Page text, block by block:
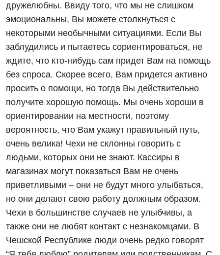
дружелюбны. Ввиду того, что мы не слишком
эмоциональны, Вы можете столкнуться с
некоторыми необычными ситуациями. Если Вы
заблудились и пытаетесь сориентироваться, не
ждите, что кто-нибудь сам придет Вам на помощь
без спроса. Скорее всего, Вам придется активно
просить о помощи, но тогда Вы действительно
получите хорошую помощь. Мы очень хороши в
ориентировании на местности, поэтому
вероятность, что Вам укажут правильный путь,
очень велика! Чехи не склонны говорить с
людьми, которых они не знают. Кассиры в
магазинах могут показаться Вам не очень
приветливыми – они не будут много улыбаться,
но они делают свою работу должным образом.
Чехи в большинстве случаев не улыбчивы, а
также они не любят контакт с незнакомцами. В
Чешской Республике люди очень редко говорят